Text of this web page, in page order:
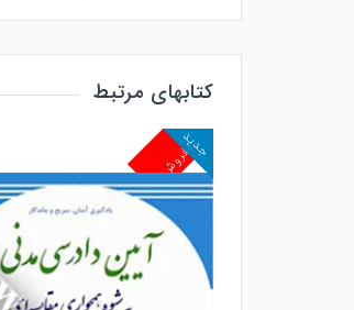
کتابهای مرتبط
پرفروش
جدید